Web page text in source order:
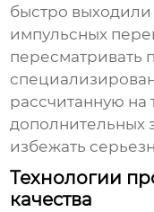
быстро выходили
импульсных
пересматривать
рассчитанную на
дополнительных
избежать
Технологии
качества